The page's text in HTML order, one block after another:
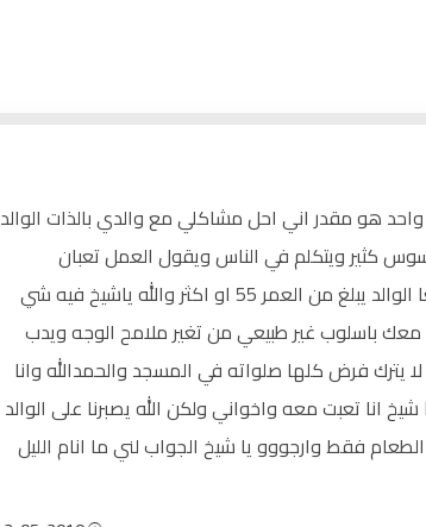
واحد هو مقدر اني احل مشاكلي مع والدي بالذات الوالد
كثير ويتكلم في الناس ويقول العمل تعبان
واتعبني معه وانا واخواني يا شيخ نحاول ان نساعده بقدر الامكان طبعا الوالد يبلغ من العمر 55 او اكثر والله ياشيخ فيه شي
معك باسلوب غير طبيعي من تغير ملامح الوجه ويدب
يترك فرض كلها صلواته في المسجد والحمدالله وانا
انا تعبت معه واخواني ولكن الله يصبرنا على الوالد
فقط وارجووو يا شيخ الجواب لني ما انام الليل